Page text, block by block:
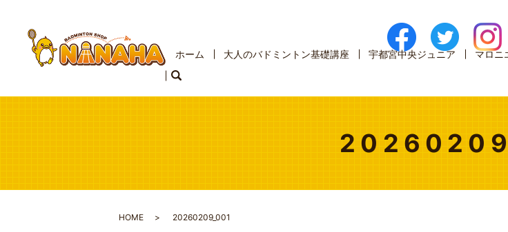
ホーム 大人のバドミントン基礎講座 宇都宮中央ジュニア マロニ
HOME 20260209_001